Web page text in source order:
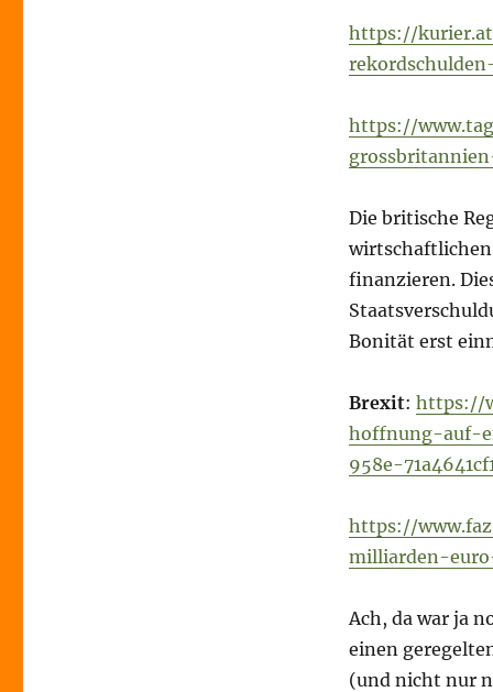
https://
https://
Die britische
wirtschaftlichen
finanzieren.
Bonität erst
Brexit: https://
hoffnung-auf-
958e-
https://
milliarden-
Ach, da war ja
einen
(und nicht nur